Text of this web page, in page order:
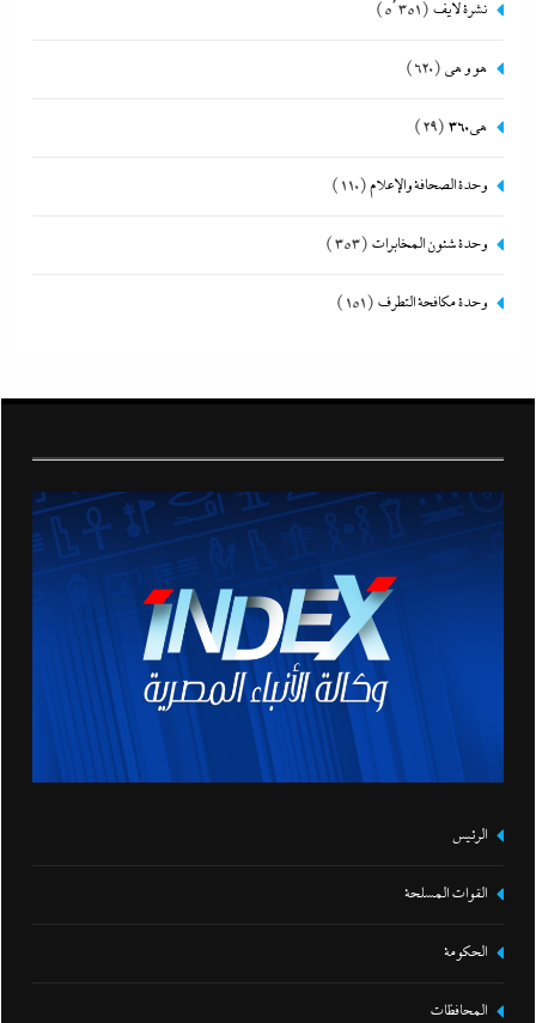
نشرة لايف (5٬351)
هو و هي (620)
هى360 (29)
وحدة الصحافة والإعلام(110)
وحدة شئون المخابرات (353)
وحدة مكافحة التطرف (151)
الرئيس
القوات المسلحة
الحكومة
المحافظات